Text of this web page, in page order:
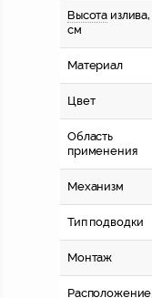
Высота излива,
см
Материал
Цвет
Область
применения
Механизм
Тип подводки
Монтаж
Расположение